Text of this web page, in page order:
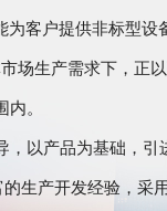
为客户提供非标型设备
生产需求下，正以
内。
以产品为基础，引
的生产开发经验